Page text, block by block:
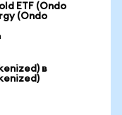
ETF (Ondo
(Ondo
в